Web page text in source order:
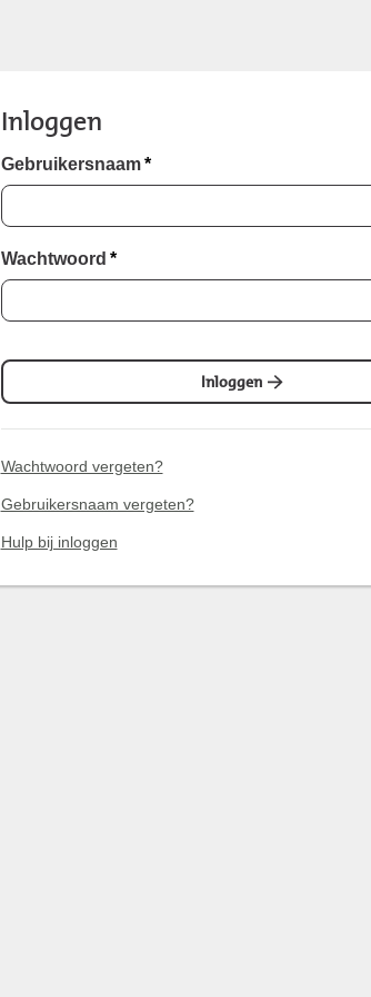
Inloggen
Gebruikersnaam *
Wachtwoord *
Inloggen
Wachtwoord vergeten?
Gebruikersnaam vergeten?
Hulp bij inloggen